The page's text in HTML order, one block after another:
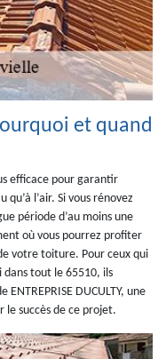
et quand
efficace pour garantir
qu’à l’air. Si vous rénovez
période d’au moins une
où vous pourrez profiter
votre toiture. Pour ceux qui
dans tout le 65510, ils
DUCULTY, une
succès de ce projet.